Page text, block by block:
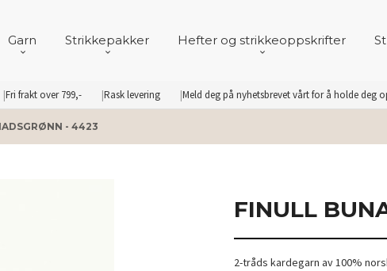
Fri frakt over 799,- Rask levering Meld deg på nyhetsbrevet vårt for å holde deg
Garn Strikkepakker Hefter og strikkeoppskrifter
- 4423
FINULL
2-tråds kardegarn av 100%